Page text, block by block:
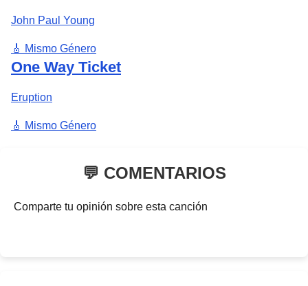
John Paul Young
🎸 Mismo Género
One Way Ticket
Eruption
🎸 Mismo Género
💬 COMENTARIOS
Comparte tu opinión sobre esta canción